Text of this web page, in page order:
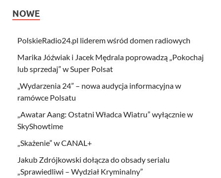
NOWE
PolskieRadio24.pl liderem wśród domen radiowych
Marika Jóźwiak i Jacek Mędrala poprowadzą „Pokochaj
lub sprzedaj” w Super Polsat
„Wydarzenia 24” – nowa audycja informacyjna w
ramówce Polsatu
„Awatar Aang: Ostatni Władca Wiatru” wyłącznie w
SkyShowtime
„Skażenie” w CANAL+
Jakub Zdrójkowski dołącza do obsady serialu
„Sprawiedliwi – Wydział Kryminalny”